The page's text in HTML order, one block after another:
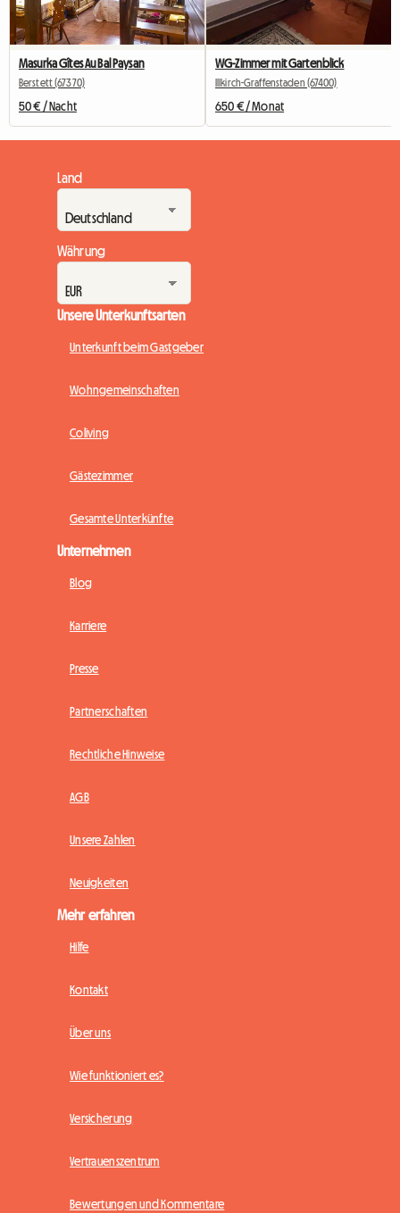
Masurka Gîtes Au Bal Paysan
Berstett (67370)
50 € / Nacht
WG-Zimmer mit Gartenblick
Illkirch-Graffenstaden (67400)
650 € / Monat
Land
Währung
Unsere Unterkunftsarten
Unterkunft beim Gastgeber
Wohngemeinschaften
Coliving
Gästezimmer
Gesamte Unterkünfte
Unternehmen
Blog
Karriere
Presse
Partnerschaften
Rechtliche Hinweise
AGB
Unsere Zahlen
Neuigkeiten
Mehr erfahren
Hilfe
Kontakt
Über uns
Wie funktioniert es?
Versicherung
Vertrauenszentrum
Bewertungen und Kommentare